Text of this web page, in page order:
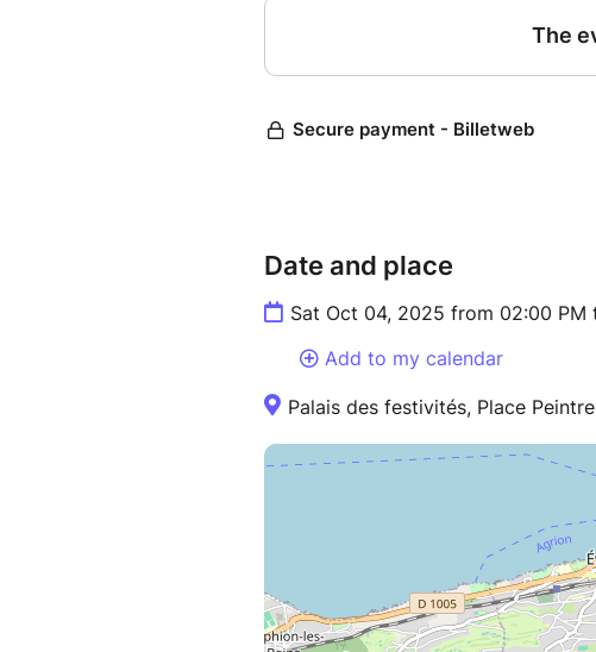
Date and place
Sat Oct 04, 2025 from 02:00 PM
Add to my calendar
Palais des festivités, Place